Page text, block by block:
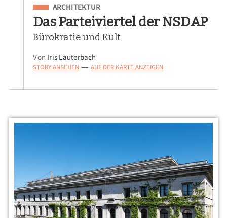
Eingeordnet unter
ARCHITEKTUR
Das Parteiviertel der NSDAP
Bürokratie und Kult
Von Iris Lauterbach
STORY ANSEHEN — AUF DER KARTE ANZEIGEN